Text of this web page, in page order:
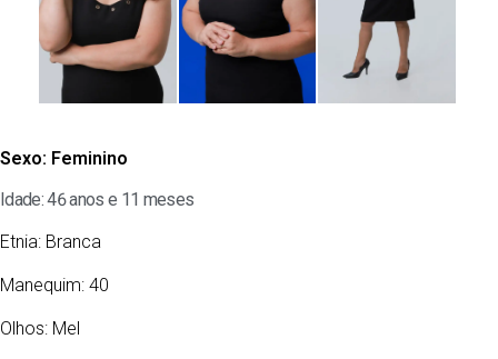
Sexo: Feminino
Idade: 46 anos e 11 meses
Etnia: Branca
Manequim: 40
Olhos: Mel